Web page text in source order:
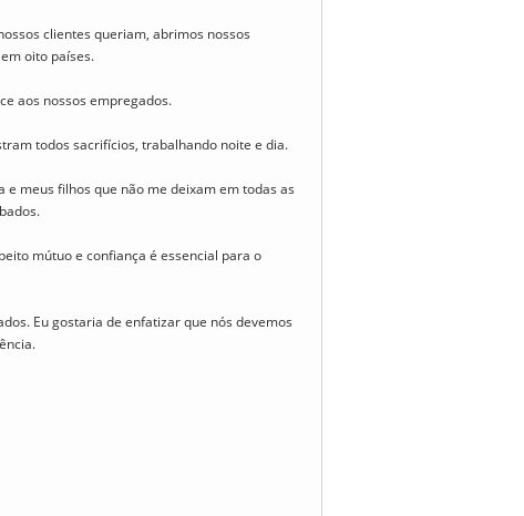
clientes queriam, abrimos nossos
oito países.
aos nossos empregados.
todos sacrifícios, trabalhando noite e dia.
meus filhos que não me deixam em todas as
mútuo e confiança é essencial para o
Eu gostaria de enfatizar que nós devemos